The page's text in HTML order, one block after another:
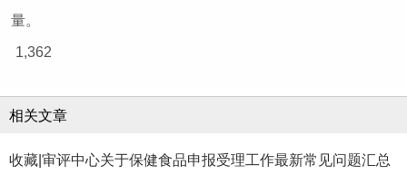
量。
1,362
相关文章
收藏|审评中心关于保健食品申报受理工作最新常见问题汇总